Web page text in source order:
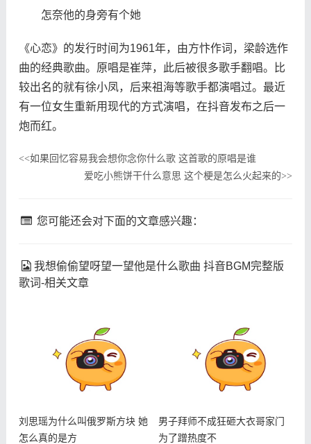
怎奈他的身旁有个她
《心恋》的发行时间为1961年，由方忭作词，梁龄选作
曲的经典歌曲。原唱是崔萍，此后被很多歌手翻唱。比
较出名的就有徐小凤，后来祖海等歌手都演唱过。最近
有一位女生重新用现代的方式演唱，在抖音发布之后一
炮而红。
<<如果回忆容易我会想你念你什么歌 这首歌的原唱是谁
爱吃小熊饼干什么意思 这个梗是怎么火起来的>>
您可能还会对下面的文章感兴趣：
我想偷偷望呀望一望他是什么歌曲 抖音BGM完整版
歌词-相关文章
刘思瑶为什么叫俄罗斯方块 她
怎么真的是方
男子拜师不成狂砸大衣哥家门
为了蹭热度不